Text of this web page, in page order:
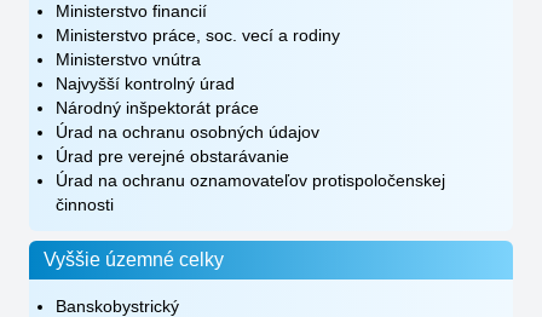
Ministerstvo financií
Ministerstvo práce, soc. vecí a rodiny
Ministerstvo vnútra
Najvyšší kontrolný úrad
Národný inšpektorát práce
Úrad na ochranu osobných údajov
Úrad pre verejné obstarávanie
Úrad na ochranu oznamovateľov protispoločenskej
činnosti
Vyššie územné celky
Banskobystrický